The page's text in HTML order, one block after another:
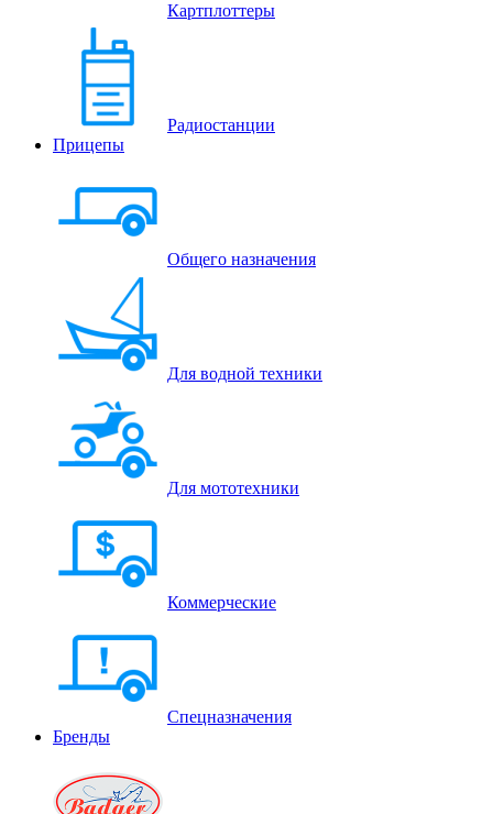
Картплоттеры
Радиостанции
Прицепы
Общего назначения
Для водной техники
Для мототехники
Коммерческие
Спецназначения
Бренды